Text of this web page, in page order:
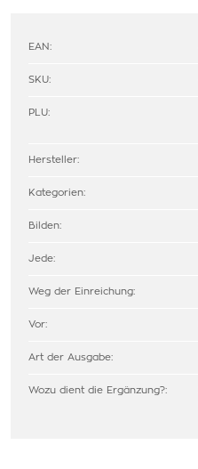
EAN:
SKU:
PLU:
Hersteller:
Kategorien:
Bilden:
Jede:
Weg der Einreichung:
Vor:
Art der Ausgabe:
Wozu dient die Ergänzung?: